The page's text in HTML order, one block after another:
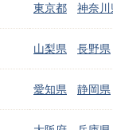
東京都 神奈川
山梨県 長野県
愛知県 静岡県